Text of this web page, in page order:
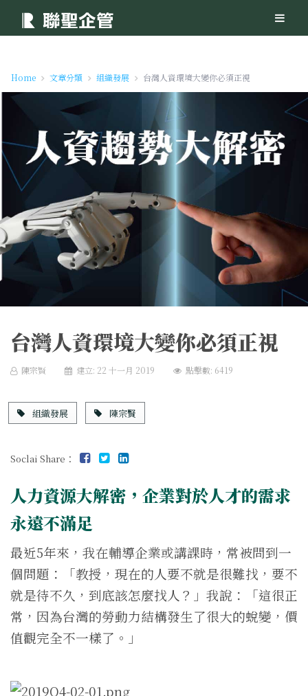
Home 文章分類 組織發展 台灣人資環境大變你必須正視
台灣人資環境大變你必須正視
陳宗賢 建立: 22 十一月 2019 點擊數: 6419
組織發展 陳宗賢
Soclai Share：
人力資源大解密，企業對於人才的需求
永遠不滿足
最近5年來，我在輔導企業或講課時，常被問到一
個問題：「教授，現在的人要不就是很難找，要不
就是待不久，到底該怎麼找人？」我說：「這很正
常，因為台灣的勞動力結構發生了很大的蛻變，價
值觀完全不一樣了。」